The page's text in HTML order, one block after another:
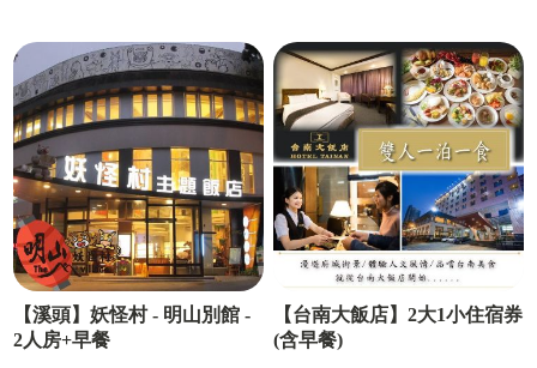
【溪頭】妖怪村 - 明山別館 -
2人房+早餐
【台南大飯店】2大1小住宿券
(含早餐)